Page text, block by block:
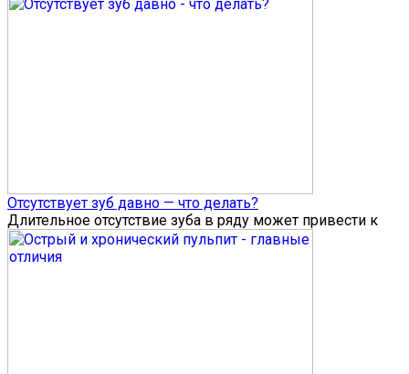
Отсутствует зуб давно — что делать?
Длительное отсутствие зуба в ряду может привести к